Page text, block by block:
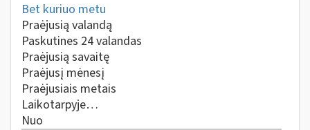
Bet kuriuo metu
Praėjusią valandą
Paskutines 24 valandas
Praėjusią savaitę
Praėjusį mėnesį
Praėjusiais metais
Laikotarpyje…
Nuo